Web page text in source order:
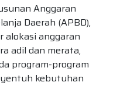
Anggaran
Daerah (APBD),
alokasi anggaran
adil dan merata,
program-program
kebutuhan